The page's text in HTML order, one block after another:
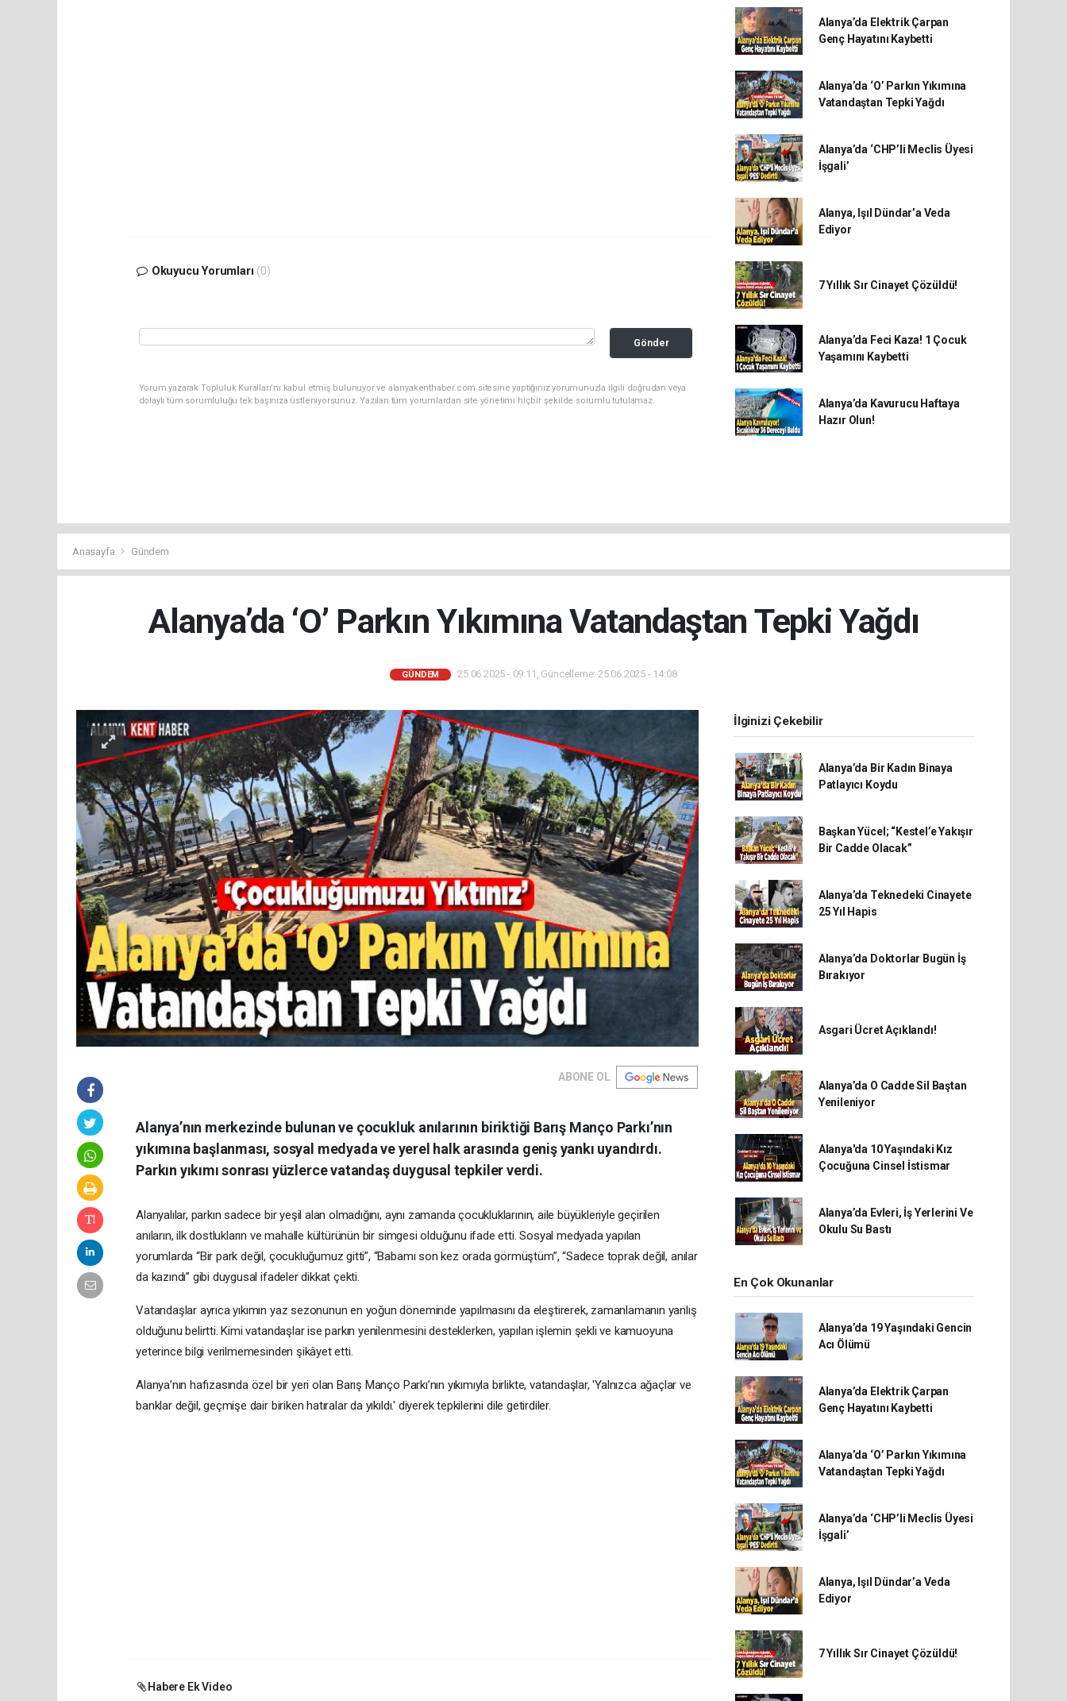
Okuyucu Yorumları (0)
Gönder
Yorum yazarak Topluluk Kuralları’nı kabul etmiş bulunuyor ve alanyakenthaber.com sitesine yaptığınız yorumunuzla ilgili doğrudan veya
dolaylı tüm sorumluluğu tek başınıza üstleniyorsunuz. Yazılan tüm yorumlardan site yönetimi hiçbir şekilde sorumlu tutulamaz.
Alanya’da Elektrik Çarpan
Genç Hayatını Kaybetti
Alanya’da ‘O’ Parkın Yıkımına
Vatandaştan Tepki Yağdı
Alanya’da ‘CHP’li Meclis Üyesi
İşgali’
Alanya, Işıl Dündar’a Veda
Ediyor
7 Yıllık Sır Cinayet Çözüldü!
Alanya’da Feci Kaza! 1 Çocuk
Yaşamını Kaybetti
Alanya’da Kavurucu Haftaya
Hazır Olun!
Anasayfa Gündem
Alanya’da ‘O’ Parkın Yıkımına Vatandaştan Tepki Yağdı
GÜNDEM 25.06.2025 - 09:11, Güncelleme: 25.06.2025 - 14:08
ABONE OL
Alanya’nın merkezinde bulunan ve çocukluk anılarının biriktiği Barış Manço Parkı’nın
yıkımına başlanması, sosyal medyada ve yerel halk arasında geniş yankı uyandırdı.
Parkın yıkımı sonrası yüzlerce vatandaş duygusal tepkiler verdi.
Alanyalılar, parkın sadece bir yeşil alan olmadığını, aynı zamanda çocukluklarının, aile büyükleriyle geçirilen
anıların, ilk dostlukların ve mahalle kültürünün bir simgesi olduğunu ifade etti. Sosyal medyada yapılan
yorumlarda “Bir park değil, çocukluğumuz gitti”, “Babamı son kez orada görmüştüm”, “Sadece toprak değil, anılar
da kazındı” gibi duygusal ifadeler dikkat çekti.
Vatandaşlar ayrıca yıkımın yaz sezonunun en yoğun döneminde yapılmasını da eleştirerek, zamanlamanın yanlış
olduğunu belirtti. Kimi vatandaşlar ise parkın yenilenmesini desteklerken, yapılan işlemin şekli ve kamuoyuna
yeterince bilgi verilmemesinden şikâyet etti.
Alanya’nın hafızasında özel bir yeri olan Barış Manço Parkı’nın yıkımıyla birlikte, vatandaşlar, 'Yalnızca ağaçlar ve
banklar değil, geçmişe dair biriken hatıralar da yıkıldı.' diyerek tepkilerini dile getirdiler.
Habere Ek Video
İlginizi Çekebilir
Alanya’da Bir Kadın Binaya
Patlayıcı Koydu
Başkan Yücel; “Kestel’e Yakışır
Bir Cadde Olacak”
Alanya’da Teknedeki Cinayete
25 Yıl Hapis
Alanya’da Doktorlar Bugün İş
Bırakıyor
Asgari Ücret Açıklandı!
Alanya’da O Cadde Sil Baştan
Yenileniyor
Alanya'da 10 Yaşındaki Kız
Çocuğuna Cinsel İstismar
Alanya’da Evleri, İş Yerlerini Ve
Okulu Su Bastı
En Çok Okunanlar
Alanya’da 19 Yaşındaki Gencin
Acı Ölümü
Alanya’da Elektrik Çarpan
Genç Hayatını Kaybetti
Alanya’da ‘O’ Parkın Yıkımına
Vatandaştan Tepki Yağdı
Alanya’da ‘CHP’li Meclis Üyesi
İşgali’
Alanya, Işıl Dündar’a Veda
Ediyor
7 Yıllık Sır Cinayet Çözüldü!